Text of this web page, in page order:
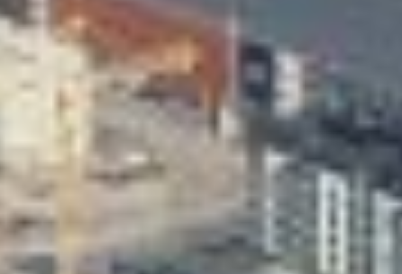
Taideapteekki
Kirjasto
Valon Kaupunki
Lasten Lysti & LystiKylä-festivaali